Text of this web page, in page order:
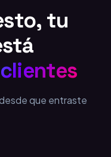
tu
que entraste